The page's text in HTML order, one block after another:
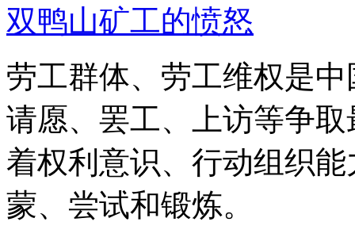
双鸭山矿工的愤怒
劳工群体、劳工维权是
请愿、罢工、上访等争
着权利意识、行动组织
蒙、尝试和锻炼。